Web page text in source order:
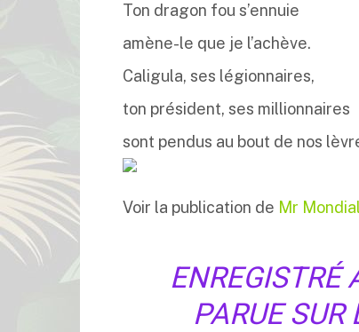
Ton dragon fou s’ennuie
amène-le que je l’achève.
Caligula, ses légionnaires,
ton président, ses millionnaires
sont pendus au bout de nos
Voir la publication de Mr
ENREGISTRÉ
PARUE SUR